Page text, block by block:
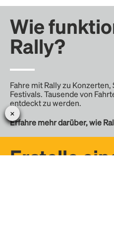
Wie
Rally?
Fahre mit Rally zu
Festivals. Tausende von
entdeckt zu werden.
Erfahre mehr darüber, wie
Erstelle